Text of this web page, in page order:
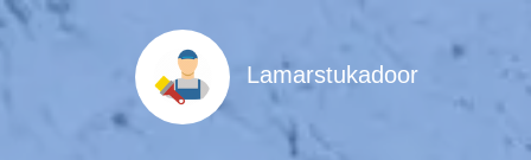
Lamarstukadoor